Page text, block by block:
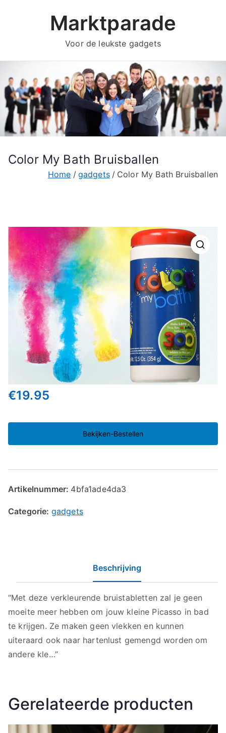
Marktparade
Voor de leukste gadgets
Color My Bath Bruisballen
Home gadgets Color My Bath Bruisballen
🔍
€19.95
Bekijken-Bestellen
Artikelnummer: 4bfa1ade4da3
Categorie: gadgets
Beschrijving
“Met deze verkleurende bruistabletten zal je geen
moeite meer hebben om jouw kleine Picasso in bad
te krijgen. Ze maken geen vlekken en kunnen
uiteraard ook naar hartenlust gemengd worden om
andere kle…”
Gerelateerde producten